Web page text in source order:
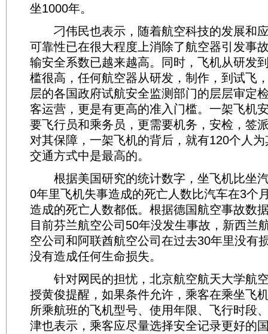
坐1000年。
刁伟民也表示，随着航空科技的发展和
可靠性已在很大程度上消除了航空器引发事
输安全系数已越来越高。同时，飞机从研发
槛很高，任何航空器从研发，制作，到试飞
层的各国政府试航安全监测部门的层层审定
客运营，更是有更高的准入门槛。一架飞机
要飞行员和乘务员，更需要机务，安检，签
对其保障，一架飞机的背后，就有120个人
交通方式中是最高的。
根据美国研究的统计数字，坐飞机比坐
0年里飞机失事造成的死亡人数比汽车在3个
造成的死亡人数都低。根据德国航空事故数
目前芬兰航空公司50年没发生事故，新西兰
空公司和阿联酋航空公司在过去30年里没有
没有造成任何生命损失。
针对网民的担忧，北京航空航天大学航
授黄俊提醒，如果条件允许，乘客在乘坐飞
所乘航班的飞机型号、使用年限、飞行时段
津也表示，乘客应尽量选择安全记录更好的